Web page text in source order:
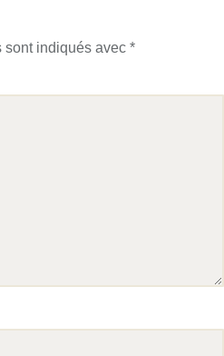
sont indiqués avec *